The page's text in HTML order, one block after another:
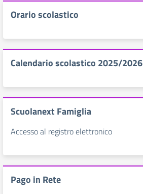
Orario scolastico
Calendario scolastico 2025/2026
Scuolanext Famiglia
Accesso al registro elettronico
Pago in Rete